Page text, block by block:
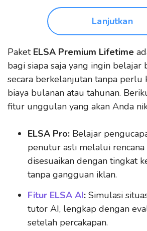
Lanjutkan
Paket ELSA Premium Lifetime
bagi siapa saja yang ingin belajar
secara berkelanjutan tanpa perlu
biaya bulanan atau tahunan.
fitur unggulan yang akan Anda
ELSA Pro: Belajar
penutur asli melalui
disesuaikan dengan tingkat
tanpa gangguan iklan.
Fitur ELSA AI: Simulasi
tutor AI, lengkap dengan
setelah percakapan.